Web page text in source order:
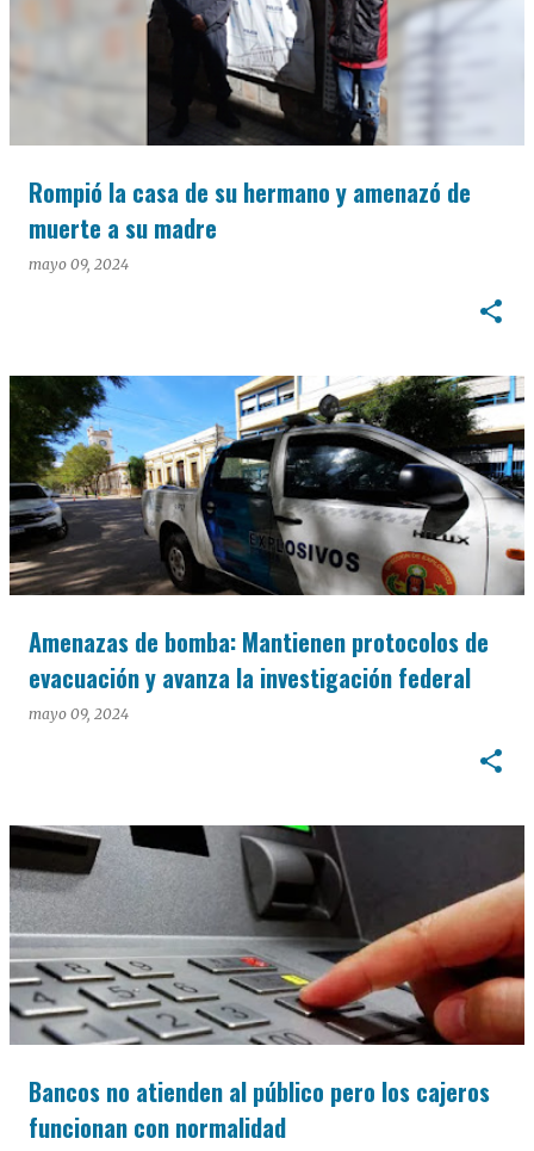
Rompió la casa de su hermano y amenazó de
muerte a su madre
mayo 09, 2024
Amenazas de bomba: Mantienen protocolos de
evacuación y avanza la investigación federal
mayo 09, 2024
Bancos no atienden al público pero los cajeros
funcionan con normalidad